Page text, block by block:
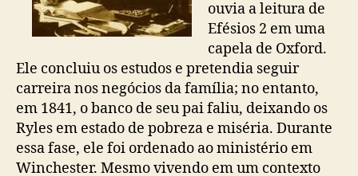
ouvia a leitura de
Efésios 2 em uma
capela de Oxford.
Ele concluiu os estudos e pretendia seguir
carreira nos negócios da família; no entanto,
em 1841, o banco de seu pai faliu, deixando os
Ryles em estado de pobreza e miséria. Durante
essa fase, ele foi ordenado ao ministério em
Winchester. Mesmo vivendo em um contexto